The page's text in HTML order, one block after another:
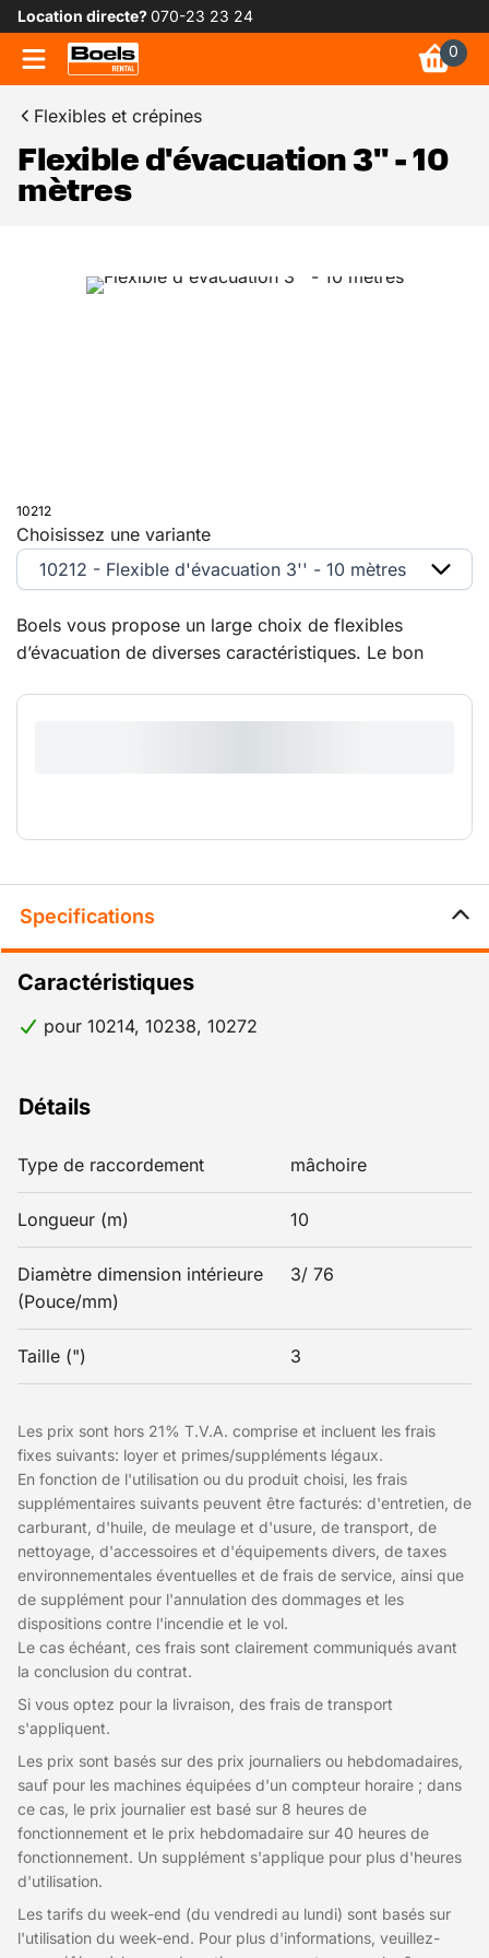
Location directe?070-23 23 24
0
Flexibles et crépines
Flexible d'évacuation 3'' - 10
mètres
10212
Boels vous propose un large choix de flexibles
d’évacuation de diverses caractéristiques. Le bon
Choisissez une variante
10212 - Flexible d'évacuation 3'' - 10 mètres
Specifications
Détails
Type de raccordement mâchoire
Longueur (m) 10
Diamètre dimension intérieure
(Pouce/mm)
3/ 76
Taille (") 3
Caractéristiques
pour 10214, 10238, 10272
Les prix sont hors 21% T.V.A. comprise et incluent les frais
fixes suivants: loyer et primes/suppléments légaux.
En fonction de l'utilisation ou du produit choisi, les frais
supplémentaires suivants peuvent être facturés: d'entretien, de
carburant, d'huile, de meulage et d'usure, de transport, de
nettoyage, d'accessoires et d'équipements divers, de taxes
environnementales éventuelles et de frais de service, ainsi que
de supplément pour l'annulation des dommages et les
dispositions contre l'incendie et le vol.
Le cas échéant, ces frais sont clairement communiqués avant
la conclusion du contrat.
Si vous optez pour la livraison, des frais de transport
s'appliquent.
Les prix sont basés sur des prix journaliers ou hebdomadaires,
sauf pour les machines équipées d'un compteur horaire ; dans
ce cas, le prix journalier est basé sur 8 heures de
fonctionnement et le prix hebdomadaire sur 40 heures de
fonctionnement. Un supplément s'applique pour plus d'heures
d'utilisation.
Les tarifs du week-end (du vendredi au lundi) sont basés sur
l'utilisation du week-end. Pour plus d'informations, veuillez-